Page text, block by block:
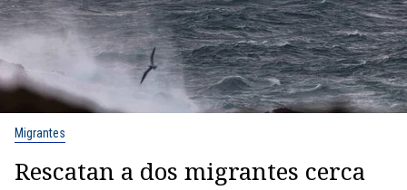
Migrantes
Rescatan a dos migrantes cerca